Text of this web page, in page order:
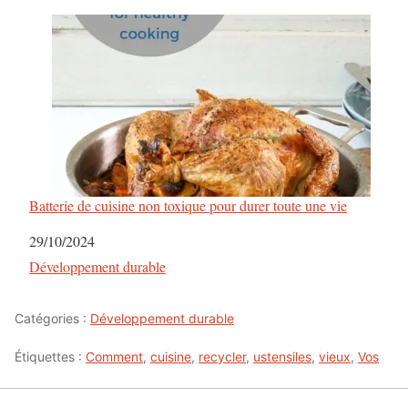
Batterie de cuisine non toxique pour durer toute une vie
Date
29/10/2024
Par rapport à
Développement durable
Catégories : Développement durable
Étiquettes : Comment, cuisine, recycler, ustensiles, vieux, Vos